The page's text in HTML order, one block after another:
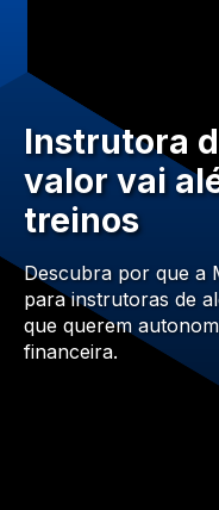
Instrutora
valor vai
treinos
Descubra por que a
para instrutoras de
que querem
financeira.